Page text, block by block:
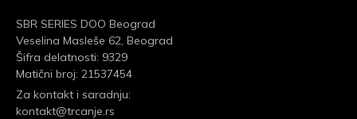
SBR SERIES DOO Beograd
Veselina Masleše 62, Beograd
Šifra delatnosti: 9329
Matični broj: 21537454
Za kontakt i saradnju:
kontakt@trcanje.rs